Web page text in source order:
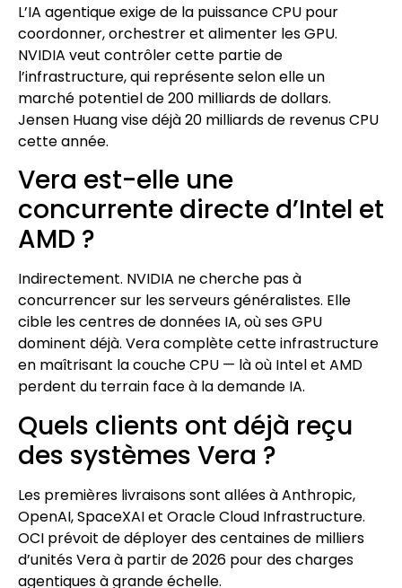
L’IA agentique exige de la puissance CPU pour
coordonner, orchestrer et alimenter les GPU.
NVIDIA veut contrôler cette partie de
l’infrastructure, qui représente selon elle un
marché potentiel de 200 milliards de dollars.
Jensen Huang vise déjà 20 milliards de revenus CPU
cette année.
Vera est-elle une
concurrente directe d’Intel et
AMD ?
Indirectement. NVIDIA ne cherche pas à
concurrencer sur les serveurs généralistes. Elle
cible les centres de données IA, où ses GPU
dominent déjà. Vera complète cette infrastructure
en maîtrisant la couche CPU — là où Intel et AMD
perdent du terrain face à la demande IA.
Quels clients ont déjà reçu
des systèmes Vera ?
Les premières livraisons sont allées à Anthropic,
OpenAI, SpaceXAI et Oracle Cloud Infrastructure.
OCI prévoit de déployer des centaines de milliers
d’unités Vera à partir de 2026 pour des charges
agentiques à grande échelle.